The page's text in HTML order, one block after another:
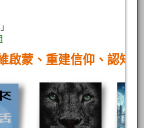
啟蒙、重建信仰、認知